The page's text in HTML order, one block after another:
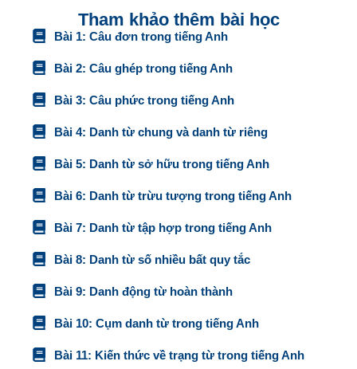
Tham khảo thêm bài học
Bài 1: Câu đơn trong tiếng Anh
Bài 2: Câu ghép trong tiếng Anh
Bài 3: Câu phức trong tiếng Anh
Bài 4: Danh từ chung và danh từ riêng
Bài 5: Danh từ sở hữu trong tiếng Anh
Bài 6: Danh từ trừu tượng trong tiếng Anh
Bài 7: Danh từ tập hợp trong tiếng Anh
Bài 8: Danh từ số nhiều bất quy tắc
Bài 9: Danh động từ hoàn thành
Bài 10: Cụm danh từ trong tiếng Anh
Bài 11: Kiến thức về trạng từ trong tiếng Anh